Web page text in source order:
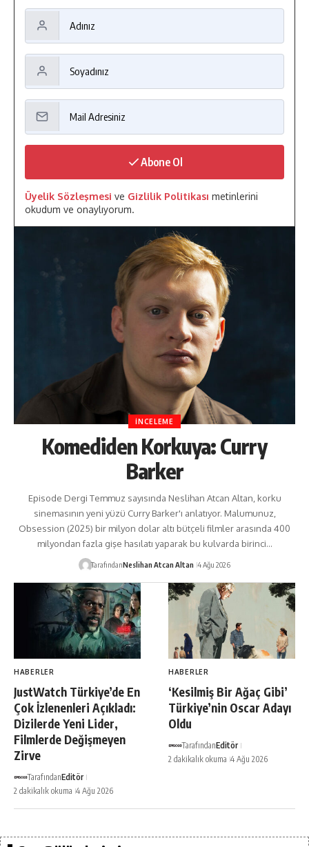
Abone Ol
Üyelik Sözleşmesi ve Gizlilik Politikası metinlerini
okudum ve onaylıyorum.
İNCELEME
Komediden Korkuya: Curry
Barker
Episode Dergi Temmuz sayısında Neslihan Atcan Altan, korku
sinemasının yeni yüzü Curry Barker'ı anlatıyor. Malumunuz,
Obsession (2025) bir milyon dolar altı bütçeli filmler arasında 400
milyondan fazla gişe hasılatı yaparak bu kulvarda birinci…
TarafındanNeslihan Atcan Altan 4 Ağu 2026
HABERLER
JustWatch Türkiye’de En
Çok İzlenenleri Açıkladı:
Dizilerde Yeni Lider,
Filmlerde Değişmeyen
Zirve
TarafındanEditör
2 dakikalık okuma 4 Ağu 2026
HABERLER
‘Kesilmiş Bir Ağaç Gibi’
Türkiye’nin Oscar Adayı
Oldu
TarafındanEditör
2 dakikalık okuma 4 Ağu 2026